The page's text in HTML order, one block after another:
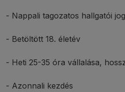
- Nappali tagozatos hallgatói
- Betöltött 18. életév
- Heti 25-35 óra vállalása,
- Azonnali kezdés